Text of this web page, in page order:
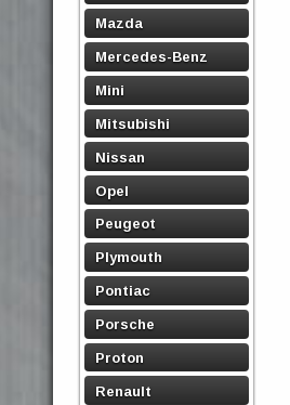
Mazda
Mercedes-Benz
Mini
Mitsubishi
Nissan
Opel
Peugeot
Plymouth
Pontiac
Porsche
Proton
Renault